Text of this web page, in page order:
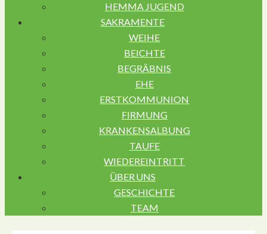
HEMMA JUGEND
SAKRAMENTE
WEIHE
BEICHTE
BEGRÄBNIS
EHE
ERSTKOMMUNION
FIRMUNG
KRANKENSALBUNG
TAUFE
WIEDEREINTRITT
ÜBER UNS
GESCHICHTE
TEAM